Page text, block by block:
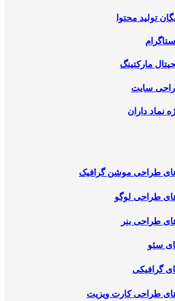
تولید محتوا
مارکتینگ
سایت
نماد داران
های طراحی موشن گرافیک
طراحی لوگو
طراحی بنر
سئو
گرافیکی
های طراحی کارت ویزیت